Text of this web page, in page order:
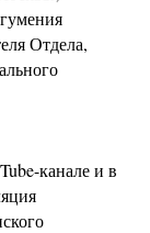
Отдела,
канале и в